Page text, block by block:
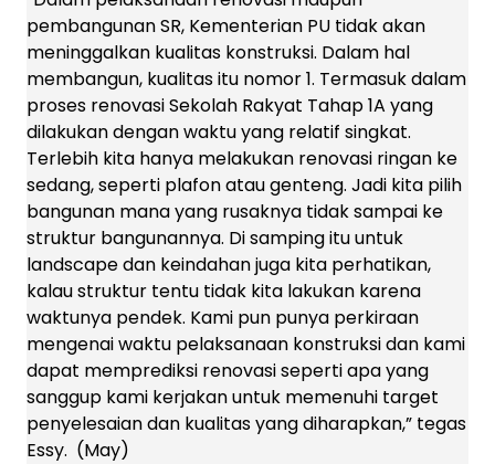
pembangunan SR, Kementerian PU tidak akan
meninggalkan kualitas konstruksi. Dalam hal
membangun, kualitas itu nomor 1. Termasuk dalam
proses renovasi Sekolah Rakyat Tahap 1A yang
dilakukan dengan waktu yang relatif singkat.
Terlebih kita hanya melakukan renovasi ringan ke
sedang, seperti plafon atau genteng. Jadi kita pilih
bangunan mana yang rusaknya tidak sampai ke
struktur bangunannya. Di samping itu untuk
landscape dan keindahan juga kita perhatikan,
kalau struktur tentu tidak kita lakukan karena
waktunya pendek. Kami pun punya perkiraan
mengenai waktu pelaksanaan konstruksi dan kami
dapat memprediksi renovasi seperti apa yang
sanggup kami kerjakan untuk memenuhi target
penyelesaian dan kualitas yang diharapkan,” tegas
Essy. (May)